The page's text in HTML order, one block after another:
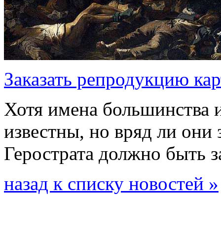
Заказать репродукцию
Хотя имена большинства
известны, но вряд ли
Герострата должно быть
назад к списку новостей »